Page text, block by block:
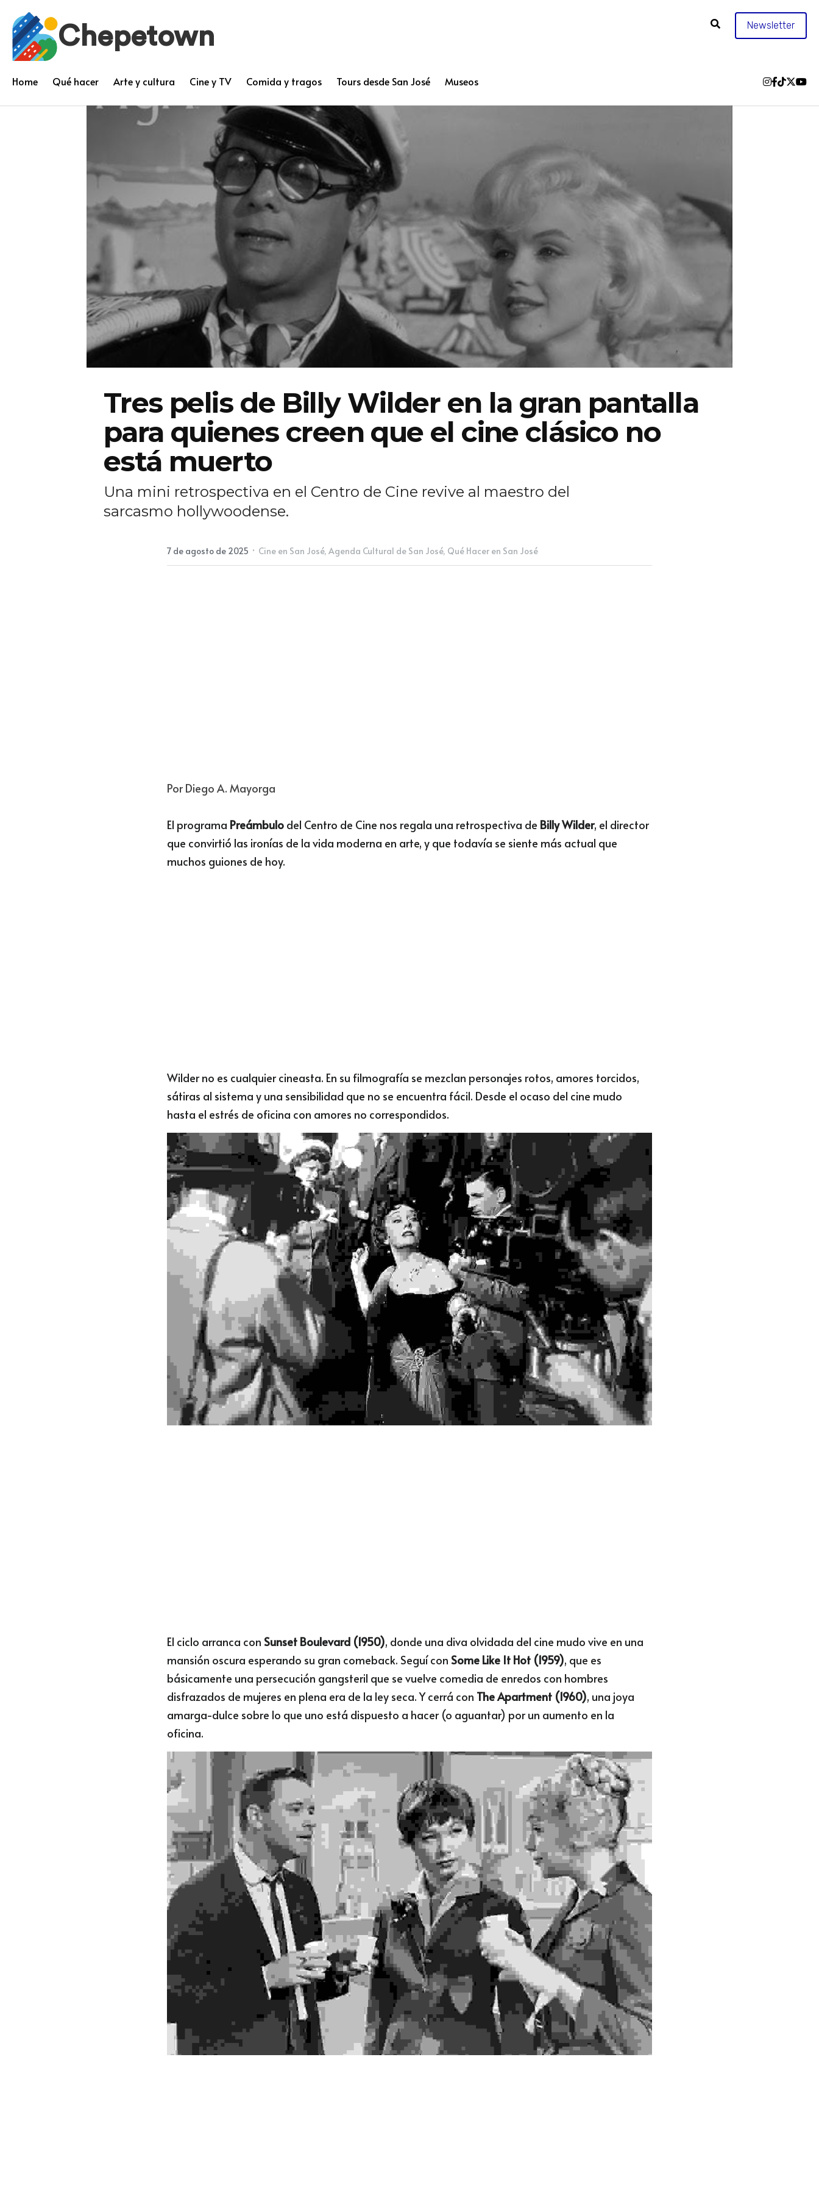
Chepetown Newsletter
Home Qué hacer Arte y cultura Cine y TV Comida y tragos Tours desde San José Museos
Tres pelis de Billy Wilder en la gran pantalla
para quienes creen que el cine clásico no
está muerto
Una mini retrospectiva en el Centro de Cine revive al maestro del
sarcasmo hollywoodense.
7 de agosto de 2025 · Cine en San José, Agenda Cultural de San José, Qué Hacer en San José
Por Diego A. Mayorga
El programa Preámbulo del Centro de Cine nos regala una retrospectiva de Billy Wilder, el director
que convirtió las ironías de la vida moderna en arte, y que todavía se siente más actual que
muchos guiones de hoy.
Wilder no es cualquier cineasta. En su filmografía se mezclan personajes rotos, amores torcidos,
sátiras al sistema y una sensibilidad que no se encuentra fácil. Desde el ocaso del cine mudo
hasta el estrés de oficina con amores no correspondidos.
El ciclo arranca con Sunset Boulevard (1950), donde una diva olvidada del cine mudo vive en una
mansión oscura esperando su gran comeback. Seguí con Some Like It Hot (1959), que es
básicamente una persecución gangsteril que se vuelve comedia de enredos con hombres
disfrazados de mujeres en plena era de la ley seca. Y cerrá con The Apartment (1960), una joya
amarga-dulce sobre lo que uno está dispuesto a hacer (o aguantar) por un aumento en la
oficina.